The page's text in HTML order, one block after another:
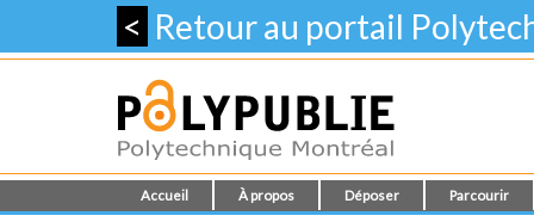
< Retour au portail
Accueil À propos Déposer Parcourir